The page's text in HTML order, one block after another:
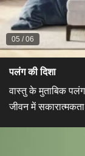
05 /06
पलंग की दिशा​
वास्तु के मुताबिक पलंग
जीवन में